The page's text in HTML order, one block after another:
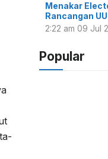
Menakar
Rancangan
2:22 am 09 Jul
Popular